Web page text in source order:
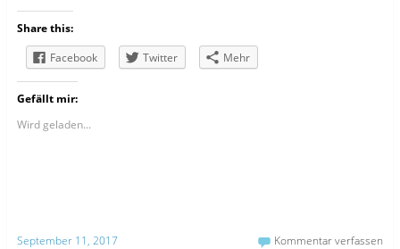
Share this:
Facebook
Twitter Mehr
Gefällt mir:
Wird geladen...
September 11, 2017 Kommentar verfassen